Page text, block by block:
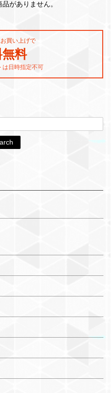
がありません。
買い上げで
料
日時指定不可